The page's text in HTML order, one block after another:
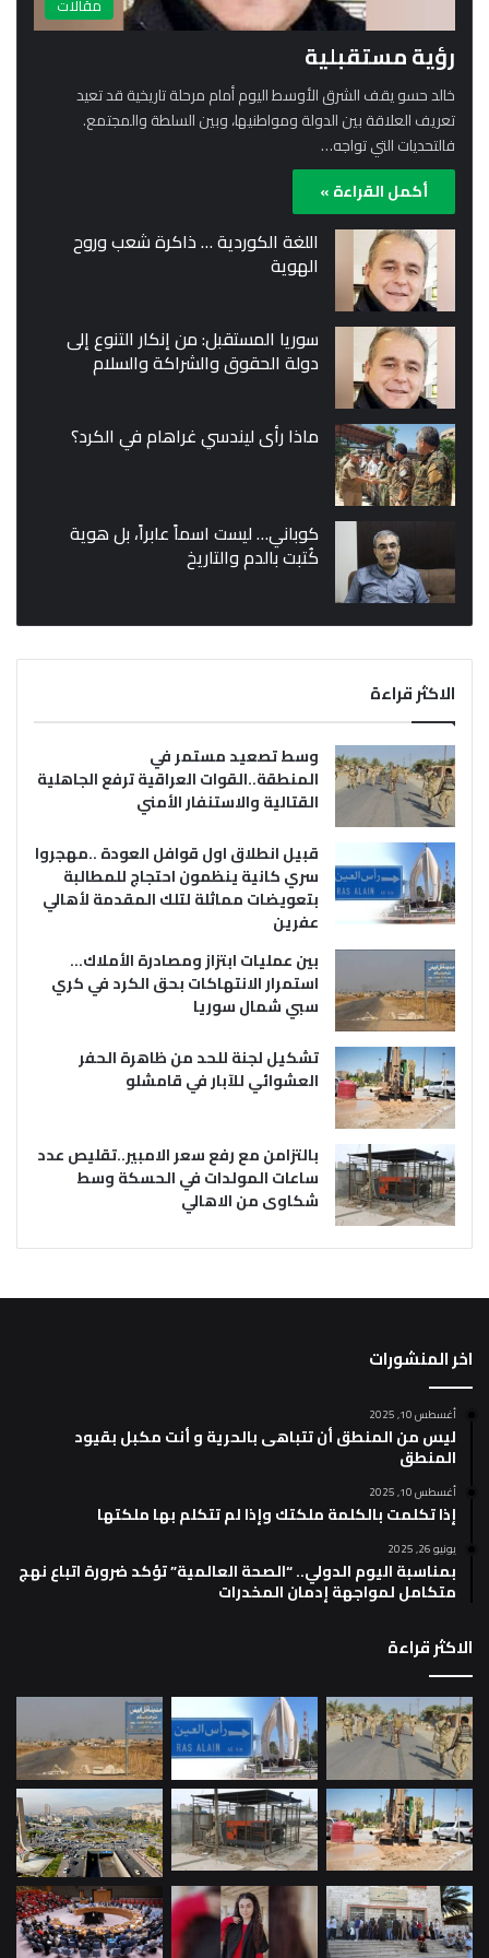
مقالات
رؤية مستقبلية
خالد حسو يقف الشرق الأوسط اليوم أمام مرحلة تاريخية قد تعيد
تعريف العلاقة بين الدولة ومواطنيها، وبين السلطة والمجتمع.
فالتحديات التي تواجه…
أكمل القراءة »
اللغة الكوردية … ذاكرة شعب وروح
الهوية
سوريا المستقبل: من إنكار التنوع إلى
دولة الحقوق والشراكة والسلام
ماذا رأى ليندسي غراهام في الكرد؟
كوباني… ليست اسماً عابراً، بل هوية
كُتبت بالدم والتاريخ
الاكثر قراءة
وسط تصعيد مستمر في
المنطقة..القوات العراقية ترفع الجاهلية
القتالية والاستنفار الأمني
قبيل انطلاق اول قوافل العودة ..مهجروا
سري كانية ينظمون احتجاج للمطالبة
بتعويضات مماثلة لتلك المقدمة لأهالي
عفرين
بين عمليات ابتزاز ومصادرة الأملاك…
استمرار الانتهاكات بحق الكرد في كري
سبي شمال سوريا
تشكيل لجنة للحد من ظاهرة الحفر
العشوائي للآبار في قامشلو
بالتزامن مع رفع سعر الامبير..تقليص عدد
ساعات المولدات في الحسكة وسط
شكاوى من الاهالي
اخر المنشورات
أغسطس 10, 2025
ليس من المنطق أن تتباهى بالحرية و أنت مكبل بقيود
المنطق
أغسطس 10, 2025
إذا تكلمت بالكلمة ملكتك وإذا لم تتكلم بها ملكتها
يونيو 26, 2025
بمناسبة اليوم الدولي.. “الصحة العالمية” تؤكد ضرورة اتباع نهج
متكامل لمواجهة إدمان المخدرات
الاكثر قراءة